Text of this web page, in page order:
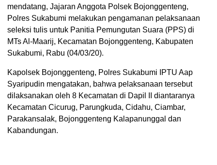
mendatang, Jajaran Anggota Polsek Bojonggenteng,
Polres Sukabumi melakukan pengamanan pelaksanaan
seleksi tulis untuk Panitia Pemungutan Suara (PPS) di
MTs Al-Maarij, Kecamatan Bojonggenteng, Kabupaten
Sukabumi, Rabu (04/03/20).
Kapolsek Bojonggenteng, Polres Sukabumi IPTU Aap
Syaripudin mengatakan, bahwa pelaksanaan tersebut
dilaksanakan oleh 8 Kecamatan di Dapil II diantaranya
Kecamatan Cicurug, Parungkuda, Cidahu, Ciambar,
Parakansalak, Bojonggenteng Kalapanunggal dan
Kabandungan.